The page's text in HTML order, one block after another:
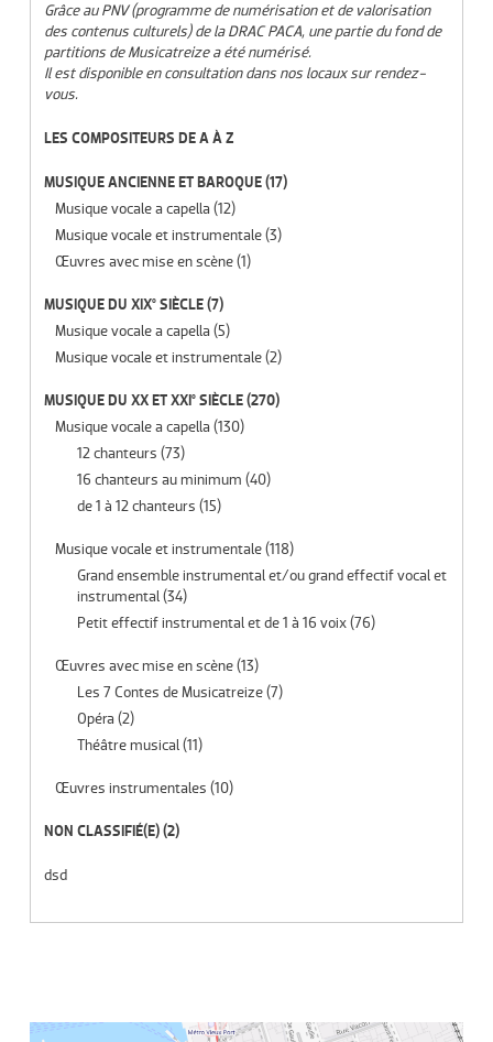
Grâce au PNV (programme de numérisation et de valorisation
des contenus culturels) de la DRAC PACA, une partie du fond de
partitions de Musicatreize a été numérisé.
Il est disponible en consultation dans nos locaux sur rendez-
vous.
LES COMPOSITEURS DE A À Z
MUSIQUE ANCIENNE ET BAROQUE(17)
Musique vocale a capella (12)
Musique vocale et instrumentale(3)
Œuvres avec mise en scène(1)
MUSIQUE DU XIX° SIÈCLE(7)
Musique vocale a capella (5)
Musique vocale et instrumentale(2)
MUSIQUE DU XX ET XXI° SIÈCLE(270)
Musique vocale a capella (130)
12 chanteurs (73)
16 chanteurs au minimum (40)
de 1 à 12 chanteurs (15)
Musique vocale et instrumentale(118)
Grand ensemble instrumental et/ou grand effectif vocal et
instrumental(34)
Petit effectif instrumental et de 1 à 16 voix(76)
Œuvres avec mise en scène(13)
Les 7 Contes de Musicatreize(7)
Opéra (2)
Théâtre musical(11)
Œuvres instrumentales (10)
NON CLASSIFIÉ(E)(2)
dsd